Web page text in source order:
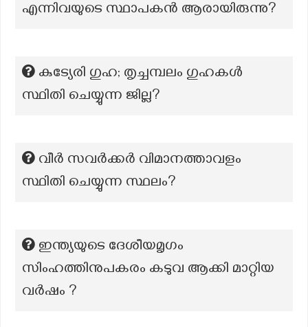
എന്നിവയുടെ സ്ഥാപകൻ ആരായിരുന്നു?
കുട്യേരി ഗുഹ; തൃച്ചമ്പലം ഗുഹകൾ
സ്ഥിതി ചെയ്യുന്ന ജില്ല?
വീർ സവർക്കർ വിമാനത്താവളം
സ്ഥിതി ചെയ്യുന്ന സ്ഥലം?
ഇന്ത്യയുടെ ദേശീയമൃഗം
സിംഹത്തിനുപകരം കടുവ ആക്കി മാറ്റിയ
വർഷം ?